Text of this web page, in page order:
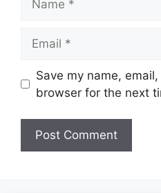
Website
Save my name,
browser for the next